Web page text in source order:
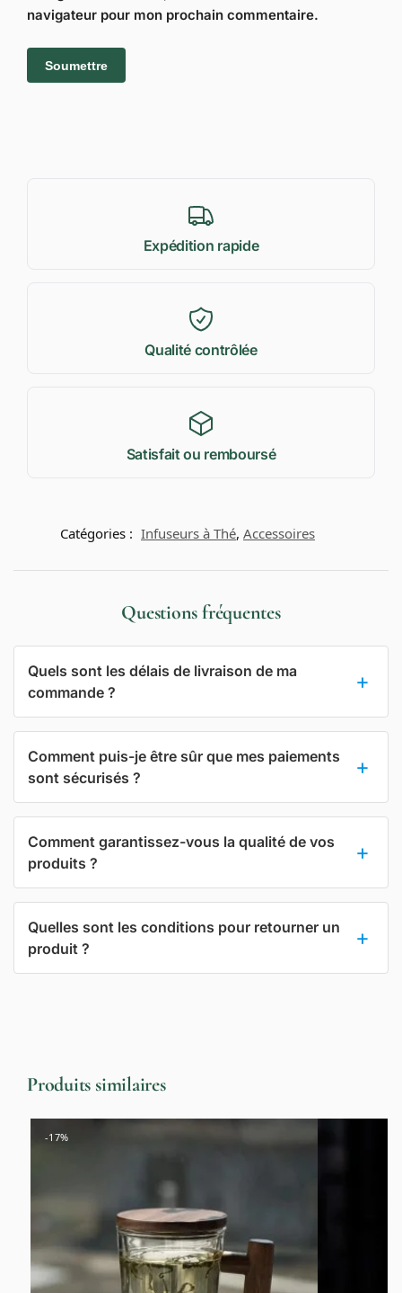
navigateur pour mon prochain commentaire.
Expédition rapide
Qualité contrôlée
Satisfait ou remboursé
Catégories : Infuseurs à Thé, Accessoires
Questions fréquentes
Quels sont les délais de livraison de ma
commande ?
Comment puis-je être sûr que mes paiements
sont sécurisés ?
Comment garantissez-vous la qualité de vos
produits ?
Quelles sont les conditions pour retourner un
produit ?
Produits similaires
-17%